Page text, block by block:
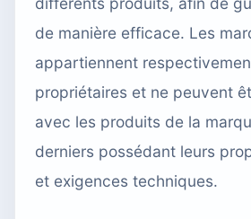
de manière efficace. Les
appartiennent
propriétaires et ne peuvent
avec les produits de la
derniers possédant leurs
et exigences techniques.